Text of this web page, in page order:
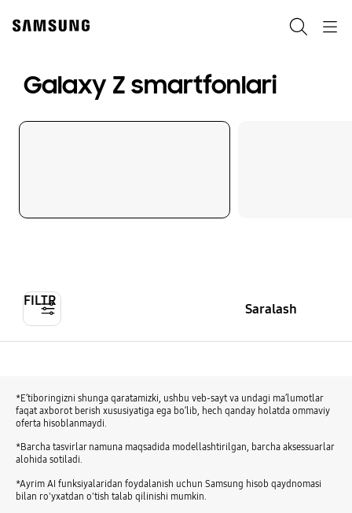
content
Galaxy Z smartfonlari
FILTR Saralash
*E’tiboringizni shunga qaratamizki, ushbu veb-sayt va undagi ma’lumotlar
faqat axborot berish xususiyatiga ega bo‘lib, hech qanday holatda ommaviy
oferta hisoblanmaydi.
*Barcha tasvirlar namuna maqsadida modellashtirilgan, barcha aksessuarlar
alohida sotiladi.
*Ayrim AI funksiyalaridan foydalanish uchun Samsung hisob qaydnomasi
bilan ro'yxatdan o'tish talab qilinishi mumkin.